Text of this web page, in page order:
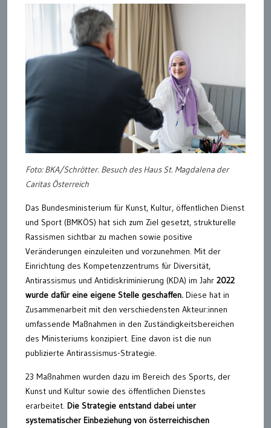
Foto: BKA/Schrötter. Besuch des Haus St. Magdalena der
Caritas Österreich
Das Bundesministerium für Kunst, Kultur, öffentlichen Dienst
und Sport (BMKÖS) hat sich zum Ziel gesetzt, strukturelle
Rassismen sichtbar zu machen sowie positive
Veränderungen einzuleiten und vorzunehmen. Mit der
Einrichtung des Kompetenzzentrums für Diversität,
Antirassismus und Antidiskriminierung (KDA) im Jahr 2022
wurde dafür eine eigene Stelle geschaffen. Diese hat in
Zusammenarbeit mit den verschiedensten Akteur:innen
umfassende Maßnahmen in den Zuständigkeitsbereichen
des Ministeriums konzipiert. Eine davon ist die nun
publizierte Antirassismus-Strategie.
23 Maßnahmen wurden dazu im Bereich des Sports, der
Kunst und Kultur sowie des öffentlichen Dienstes
erarbeitet. Die Strategie entstand dabei unter
systematischer Einbeziehung von österreichischen